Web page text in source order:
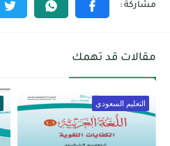
مقالات قد تهمك
التعليم السعودي